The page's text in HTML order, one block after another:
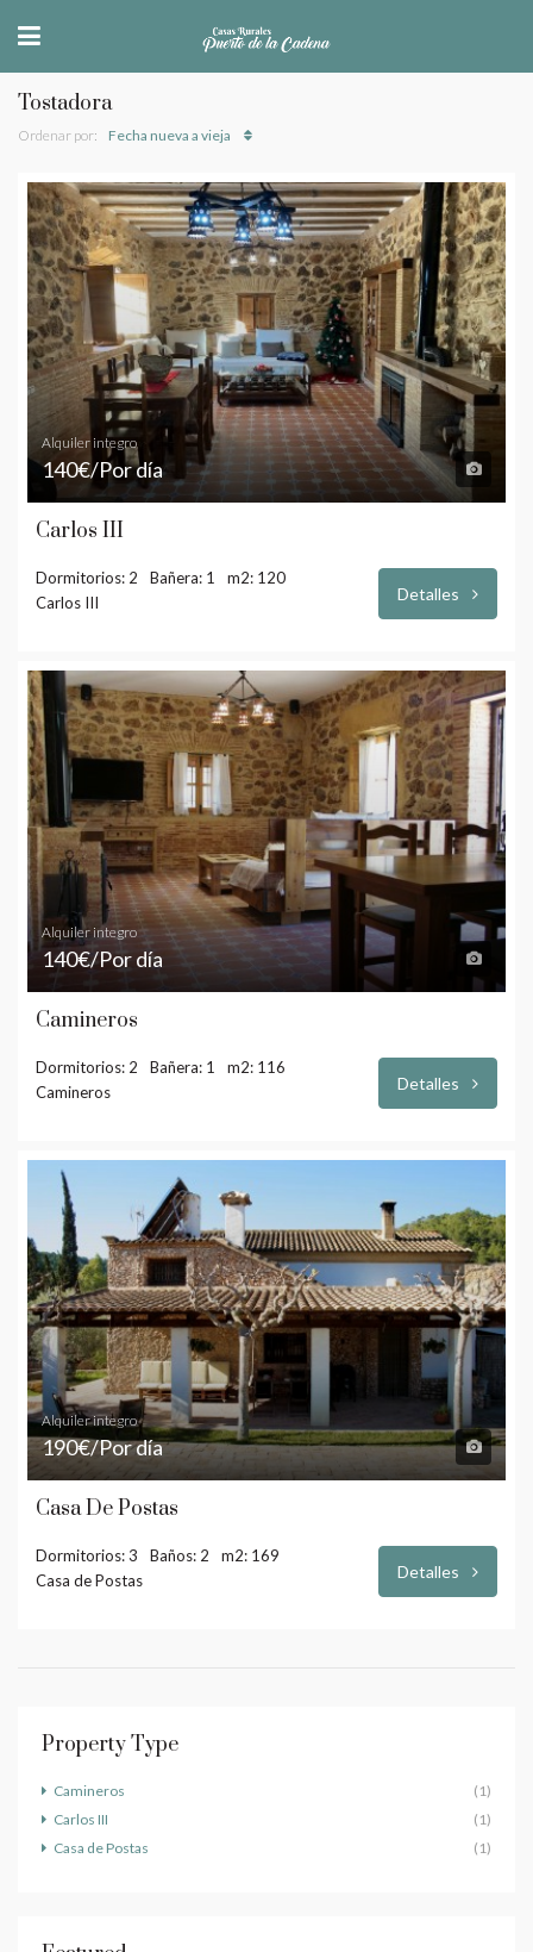
Tostadora
Ordenar por: Fecha nueva a vieja
Alquiler integro
140€/Por día
Carlos III
Dormitorios: 2 Bañera: 1
m2: 120
Carlos III
Detalles
Alquiler integro
140€/Por día
Camineros
Dormitorios: 2 Bañera: 1
m2: 116
Camineros
Detalles
Alquiler integro
190€/Por día
Casa De Postas
Dormitorios: 3 Baños: 2
m2: 169
Casa de Postas
Detalles
Property Type
Camineros
(1)
Carlos III
(1)
Casa de Postas
(1)